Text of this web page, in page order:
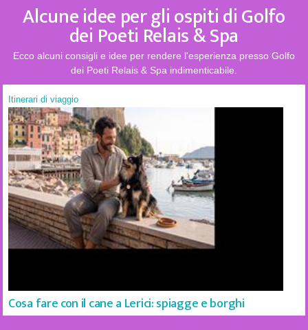
Alcune idee per gli ospiti di Golfo
dei Poeti Relais & Spa
Ecco alcuni consigli e idee per rendere l'esperienza presso Golfo
dei Poeti Relais & Spa indimenticabile.
Itinerari di viaggio
Cosa fare con il cane a Lerici: spiagge e borghi